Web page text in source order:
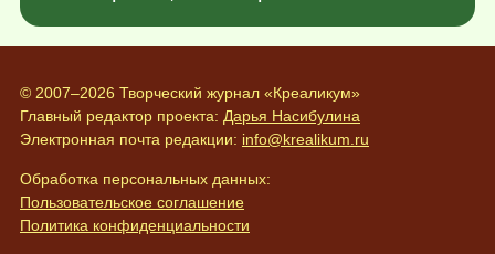
© 2007–2026 Творческий журнал «Креаликум»
Главный редактор проекта: Дарья Насибулина
Электронная почта редакции: info@krealikum.ru
Обработка персональных данных:
Пользовательское соглашение
Политика конфиденциальности